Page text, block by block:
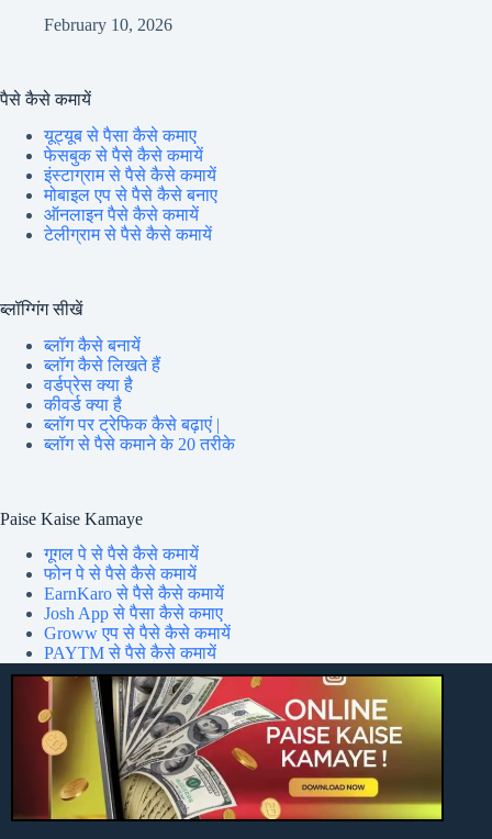
February 10, 2026
पैसे कैसे कमायें
यूट्यूब से पैसा कैसे कमाए
फेसबुक से पैसे कैसे कमायें
इंस्टाग्राम से पैसे कैसे कमायें
मोबाइल एप से पैसे कैसे बनाए
ऑनलाइन पैसे कैसे कमायें
टेलीग्राम से पैसे कैसे कमायें
ब्लॉग्गिंग सीखें
ब्लॉग कैसे बनायें
ब्लॉग कैसे लिखते हैं
वर्डप्रेस क्या है
कीवर्ड क्या है
ब्लॉग पर ट्रेफिक कैसे बढ़ाएं |
ब्लॉग से पैसे कमाने के 20 तरीके
Paise Kaise Kamaye
गूगल पे से पैसे कैसे कमायें
फोन पे से पैसे कैसे कमायें
EarnKaro से पैसे कैसे कमायें
Josh App से पैसा कैसे कमाए
Groww एप से पैसे कैसे कमायें
PAYTM से पैसे कैसे कमायें